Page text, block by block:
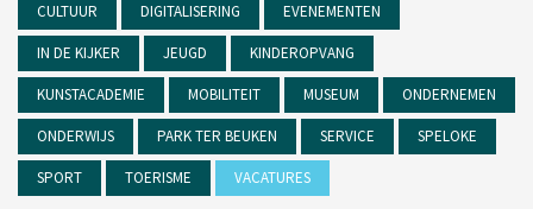
CULTUUR DIGITALISERING EVENEMENTEN
IN DE KIJKER JEUGD KINDEROPVANG
KUNSTACADEMIE MOBILITEIT MUSEUM ONDERNEMEN
ONDERWIJS PARK TER BEUKEN SERVICE SPELOKE
SPORT TOERISME VACATURES